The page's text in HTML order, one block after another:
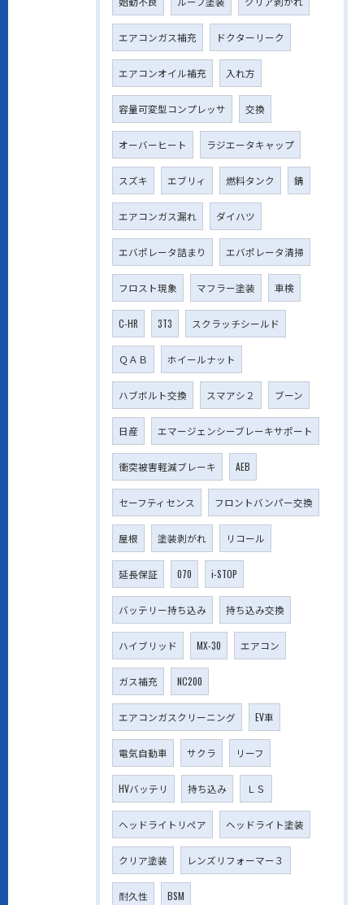
エアコンガス補充 ドクターリーク
エアコンオイル補充 入れ方
容量可変型コンプレッサ 交換
オーバーヒート ラジエータキャップ
スズキ エブリィ 燃料タンク 錆
エアコンガス漏れ ダイハツ
エバポレータ詰まり エバポレータ清掃
フロスト現象 マフラー塗装 車検
C-HR 3T3 スクラッチシールド
ＱＡＢ ホイールナット
ハブボルト交換 スマアシ２ ブーン
日産 エマージェンシーブレーキサポート
衝突被害軽減ブレーキ AEB
セーフティセンス フロントバンパー交換
屋根 塗装剥がれ リコール
延長保証 070 i-STOP
バッテリー持ち込み 持ち込み交換
ハイブリッド MX-30 エアコン
ガス補充 NC200
エアコンガスクリーニング EV車
電気自動車 サクラ リーフ
HVバッテリ 持ち込み ＬＳ
ヘッドライトリペア ヘッドライト塗装
クリア塗装 レンズリフォーマー３
耐久性 BSM